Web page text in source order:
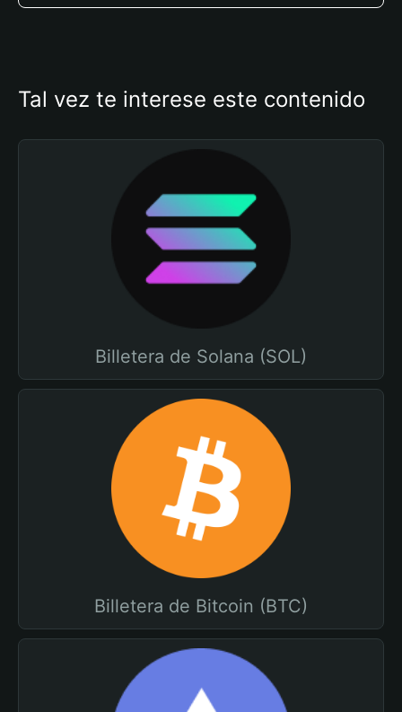
Tal vez te interese este contenido
Billetera de Solana (SOL)
Billetera de Bitcoin (BTC)